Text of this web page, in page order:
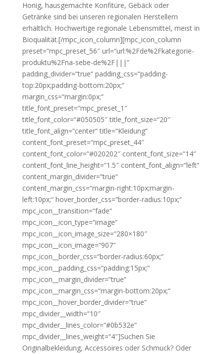
Honig, hausgemachte Konfitüre, Gebäck oder
Getränke sind bei unseren regionalen Herstellern
erhältlich. Hochwertige regionale Lebensmittel, meist in
Bioqualität.[/mpc_icon_column][mpc_icon_column
preset=“mpc_preset_56″ url=“url:%2Fde%2Fkategorie-
produktu%2Fna-sebe-de%2F|||“
padding_divider=“true“ padding_css=“padding-
top:20px;padding-bottom:20px;“
margin_css=“margin:0px;“
title_font_preset=“mpc_preset_1″
title_font_color=“#050505″ title_font_size=“20″
title_font_align=“center“ title=“Kleidung“
content_font_preset=“mpc_preset_44″
content_font_color=“#020202″ content_font_size=“14″
content_font_line_height=“1.5″ content_font_align=“left“
content_margin_divider=“true“
content_margin_css=“margin-right:10px;margin-
left:10px;“ hover_border_css=“border-radius:10px;“
mpc_icon__transition=“fade“
mpc_icon__icon_type=“image“
mpc_icon__icon_image_size=“280×180″
mpc_icon__icon_image=“907″
mpc_icon__border_css=“border-radius:60px;“
mpc_icon__padding_css=“padding:15px;“
mpc_icon__margin_divider=“true“
mpc_icon__margin_css=“margin-bottom:20px;“
mpc_icon__hover_border_divider=“true“
mpc_divider__width=“10″
mpc_divider__lines_color=“#0b532e“
mpc_divider__lines_weight=“4″]Suchen Sie
Originalbekleidung, Accessoires oder Schmuck? Oder